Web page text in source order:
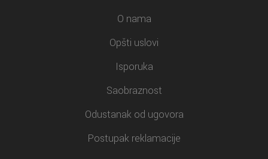
O nama
Opšti uslovi
Isporuka
Saobraznost
Odustanak od ugovora
Postupak reklamacije